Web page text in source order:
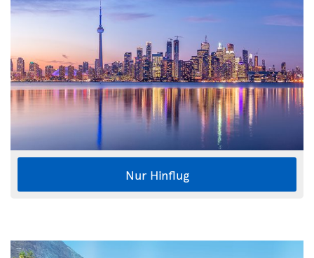
Nur Hinflug